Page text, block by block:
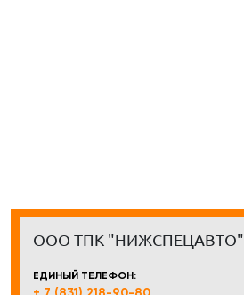
ООО ТПК "НИЖСПЕЦАВТО"
ЕДИНЫЙ ТЕЛЕФОН: